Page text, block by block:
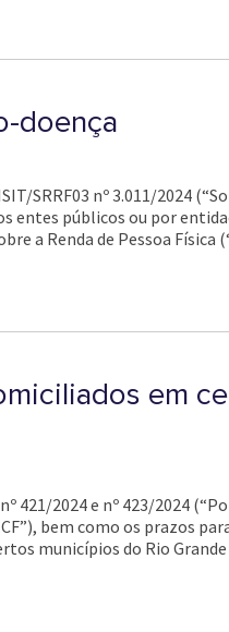
doença
SRRF03 nº 3.011/2024
públicos ou por
a Renda de Pessoa Física
em
421/2024 e nº 423/2024
bem como os prazos
municípios do Rio Grande